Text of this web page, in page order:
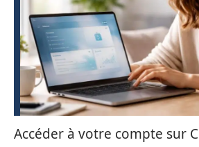
Accéder à votre compte sur